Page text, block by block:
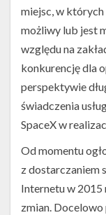
miejsc, w
możliwy lub jest
względu na
konkurencję dla
perspektywie
świadczenia
SpaceX w
Od momentu
z dostarczaniem
Internetu w
zmian. Docelowo